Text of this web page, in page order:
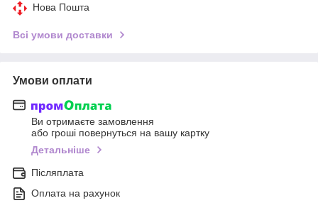
Нова Пошта
Всі умови доставки
Умови оплати
Ви отримаєте замовлення
або гроші повернуться на вашу картку
Детальніше
Післяплата
Оплата на рахунок